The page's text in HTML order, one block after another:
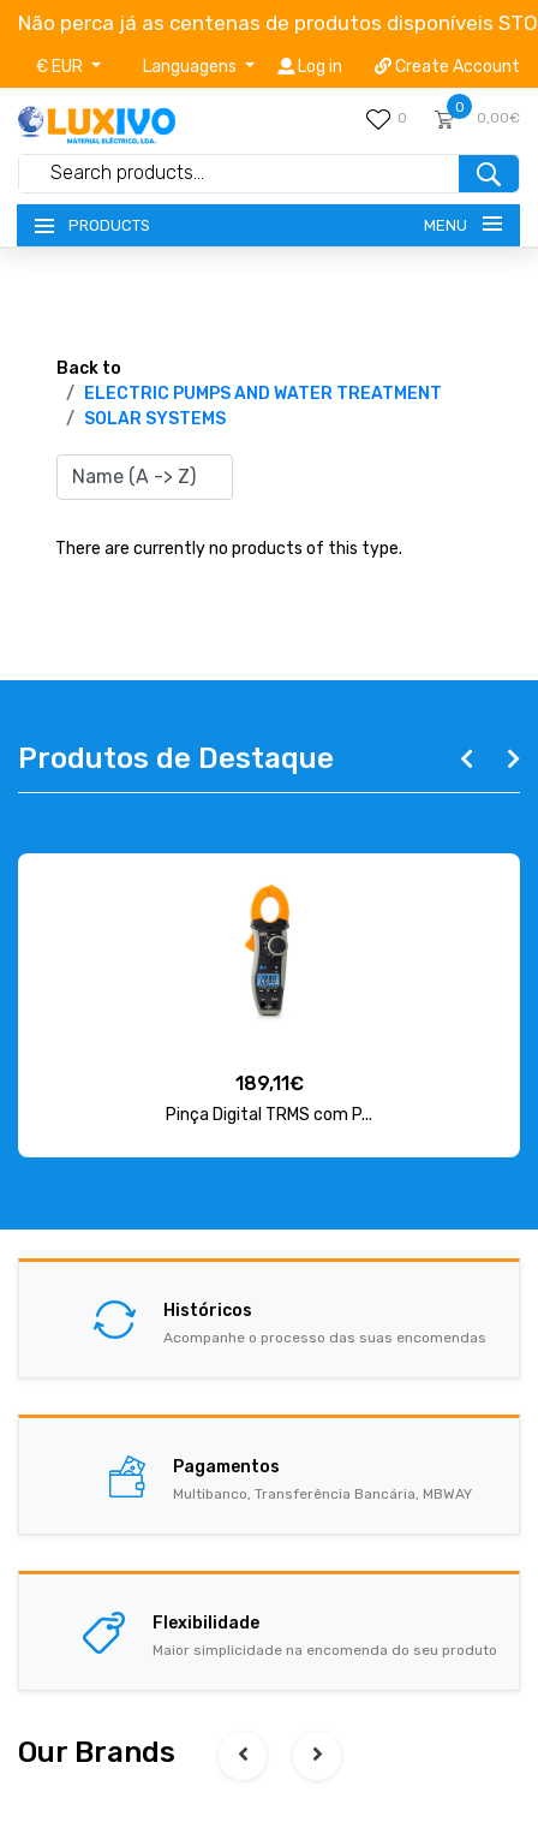
Não perca já as centenas de produtos disponíveis
€ EUR Languagens Log in Create Account
0
0
0,00€
PRODUCTS MENU
TERMS OF SERVICE
CATALOGUES
CAMPAIGNS
ABOUT US
Back to
ELECTRIC PUMPS AND WATER TREATMENT
SOLAR SYSTEMS
There are currently no products of this type.
Produtos de Destaque
189,11€
Pinça Digital TRMS com P...
Históricos
Acompanhe o processo das suas encomendas
Pagamentos
Multibanco, Transferência Bancária, MBWAY
Flexibilidade
Maior simplicidade na encomenda do seu produto
Our Brands